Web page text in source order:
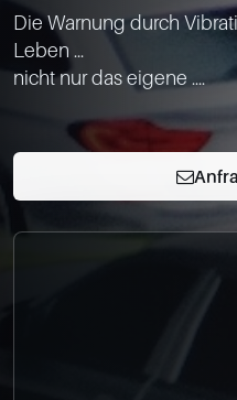
Standorte
0049-861-900290
info@bimmer-
Die Warnung durch
Leben ...
nicht nur das eigene ....